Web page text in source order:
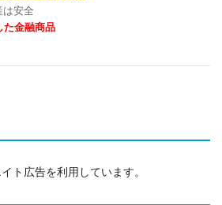
は安全
た金融商品
ト広告を利用しています。